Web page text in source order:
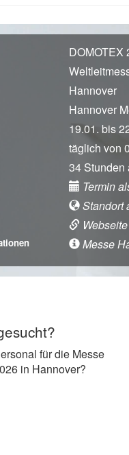
DOMOTEX
Hannover
Hannover
19.01. bis
täglich von
34 Stunden
Termin
Standort
Messe
für die Messe
in Hannover?